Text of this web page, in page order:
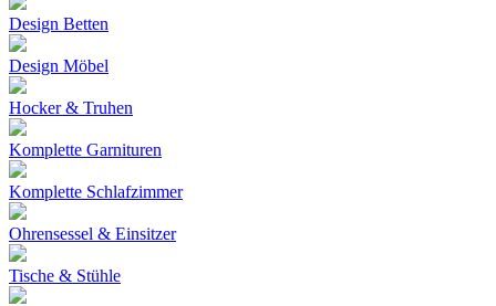
Design Betten
Design Möbel
Hocker & Truhen
Komplette Garnituren
Komplette Schlafzimmer
Ohrensessel & Einsitzer
Tische & Stühle